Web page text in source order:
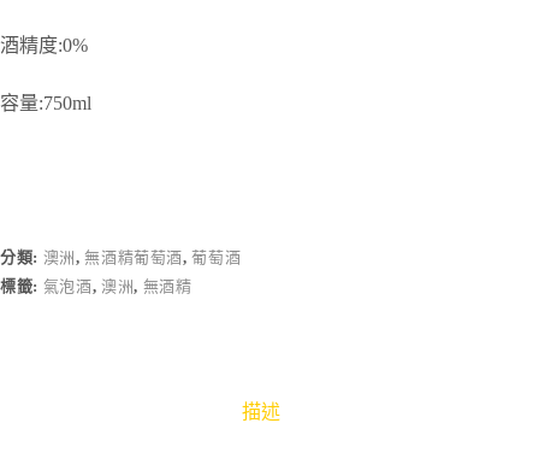
酒精度:0%
容量:750ml
分類: 澳洲 ,無酒精葡萄酒,葡萄酒
標籤: 氣泡酒, 澳洲, 無酒精
描述